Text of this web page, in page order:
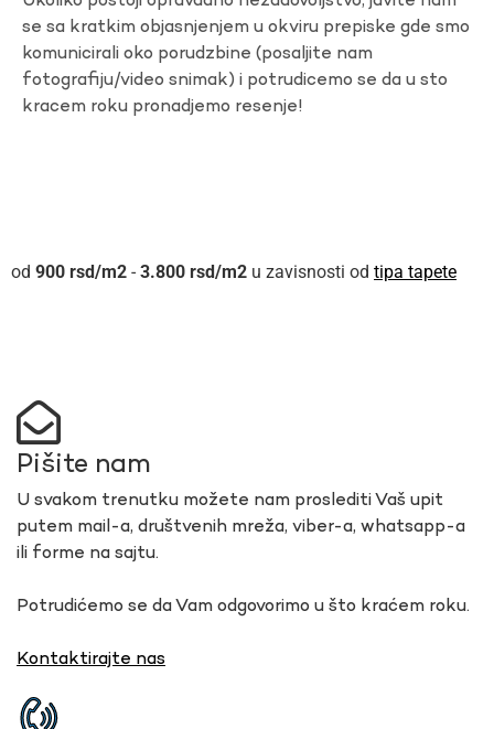
se sa kratkim objasnjenjem u okviru prepiske gde smo
komunicirali oko porudzbine (posaljite nam
fotografiju/video snimak) i potrudicemo se da u sto
kracem roku pronadjemo resenje!
900 rsd - 3.800 rsd u zavisnosti od tipa tapete
Pišite nam
U svakom trenutku možete nam proslediti Vaš upit
putem mail-a, društvenih mreža, viber-a, whatsapp-a
ili forme na sajtu.
Potrudićemo se da Vam odgovorimo u što kraćem roku.
Kontaktirajte nas